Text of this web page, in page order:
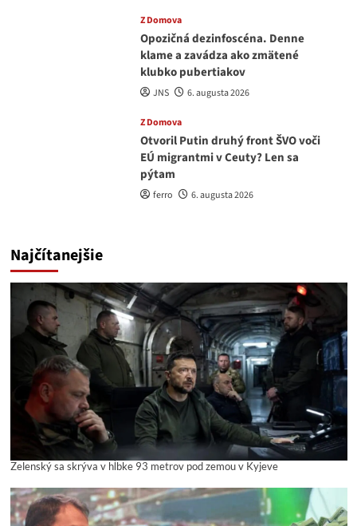
Z Domova
Opozičná dezinfoscéna. Denne
klame a zavádza ako zmätené
klubko pubertiakov
JNS 6. augusta 2026
Z Domova
Otvoril Putin druhý front ŠVO voči
EÚ migrantmi v Ceuty? Len sa
pýtam
ferro 6. augusta 2026
Najčítanejšie
Zelenský sa skrýva v hĺbke 93 metrov pod zemou v Kyjeve